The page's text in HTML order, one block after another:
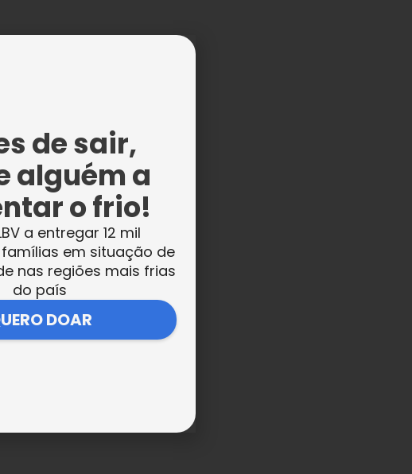
de sair,
alguém a
o frio!
a entregar 12 mil
em situação de
nas regiões mais frias
do país
DOAR